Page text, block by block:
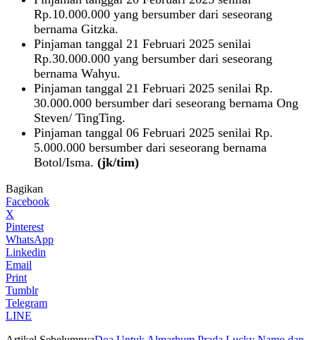
Rp.10.000.000 yang bersumber dari seseorang
bernama Gitzka.
Pinjaman tanggal 21 Februari 2025 senilai
Rp.30.000.000 yang bersumber dari seseorang
bernama Wahyu.
Pinjaman tanggal 21 Februari 2025 senilai Rp.
30.000.000 bersumber dari seseorang bernama Ong
Steven/ TingTing.
Pinjaman tanggal 06 Februari 2025 senilai Rp.
5.000.000 bersumber dari seseorang bernama
Botol/Isma. (jk/tim)
Bagikan
Facebook
X
Pinterest
WhatsApp
Linkedin
Email
Print
Tumblr
Telegram
LINE